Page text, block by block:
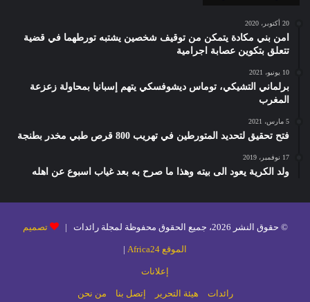
20 أكتوبر، 2020
امن بني مكادة يتمكن من توقيف شخصين يشتبه تورطهما في قضية
تتعلق بتكوين عصابة اجرامية
10 يونيو، 2021
برلماني التشيكي، توماس ديشوفسكي يتهم إسبانيا بمحاولة زعزعة
المغرب
5 مارس، 2021
فتح تحقيق لتحديد المتورطين في تهريب 800 قرص طبي مخدر بطنجة
17 نوفمبر، 2019
ولد الكرية يعود الى بيته وهذا ما صرح به بعد غياب اسبوع عن اهله
© حقوق النشر 2026، جميع الحقوق محفوظة لمجلة رائدات | تصميم
الموقع Africa24 |
إعلانات
رائدات هيئة التحرير إتصل بنا من نحن